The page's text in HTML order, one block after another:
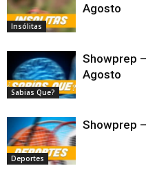
Insólitas
Sabias Que?
Showprep
Agosto
Deportes